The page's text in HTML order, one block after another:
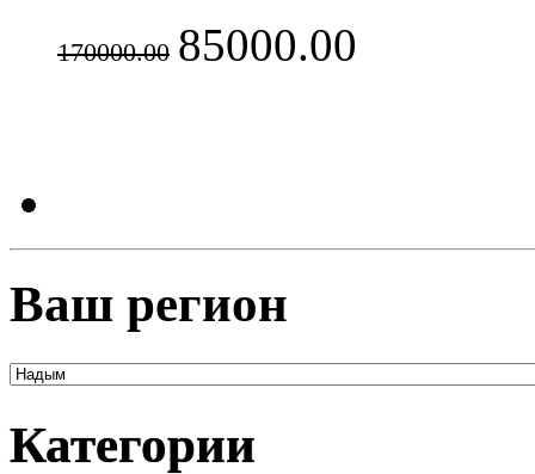
170000.00 85000.00
Ваш регион
Категории